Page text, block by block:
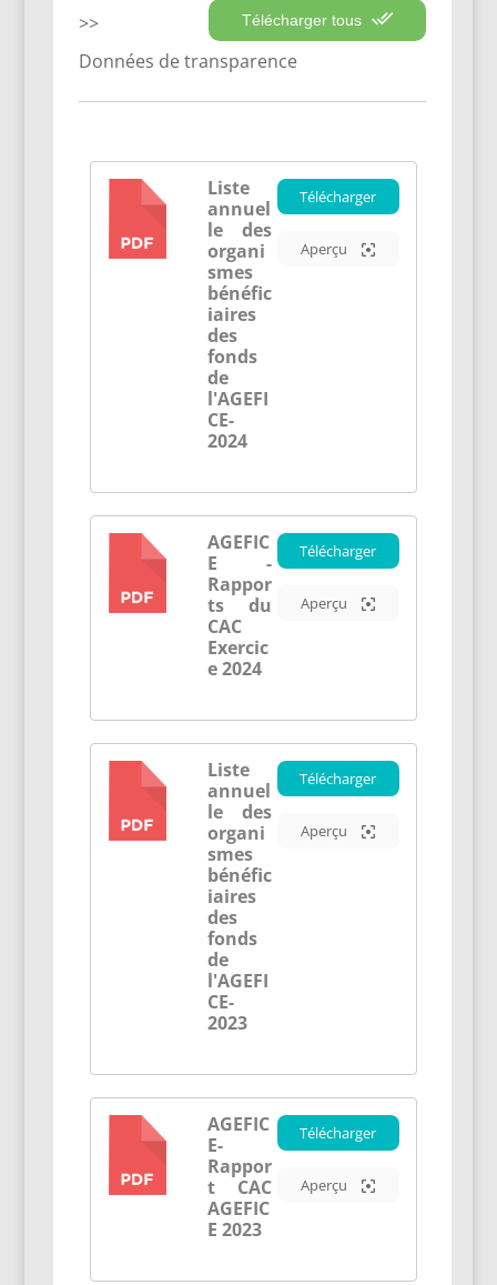
Télécharger tous
Données de transparence
Liste
annuel
le des
organi
smes
bénéfic
iaires
des
fonds
de
l'AGEFI
CE-
2024
Télécharger
Aperçu
AGEFIC
E -
Rappor
ts du
CAC
Exercic
e 2024
Télécharger
Aperçu
Liste
annuel
le des
organi
smes
bénéfic
iaires
des
fonds
de
l'AGEFI
CE-
2023
Télécharger
Aperçu
AGEFIC
E-
Rappor
t CAC
AGEFIC
E 2023
Télécharger
Aperçu